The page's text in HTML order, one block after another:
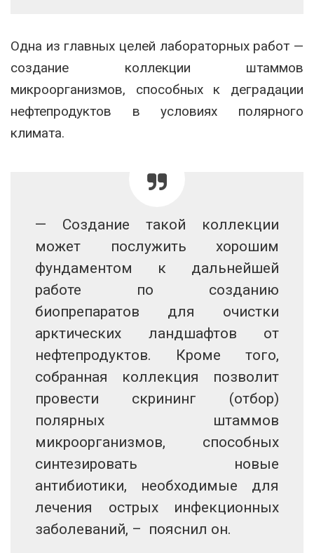
Одна из главных целей лабораторных работ —
создание коллекции штаммов
микроорганизмов, способных к деградации
нефтепродуктов в условиях полярного
климата.
— Создание такой коллекции
может послужить хорошим
фундаментом к дальнейшей
работе по созданию
биопрепаратов для очистки
арктических ландшафтов от
нефтепродуктов. Кроме того,
собранная коллекция позволит
провести скрининг (отбор)
полярных штаммов
микроорганизмов, способных
синтезировать новые
антибиотики, необходимые для
лечения острых инфекционных
заболеваний, – пояснил он.